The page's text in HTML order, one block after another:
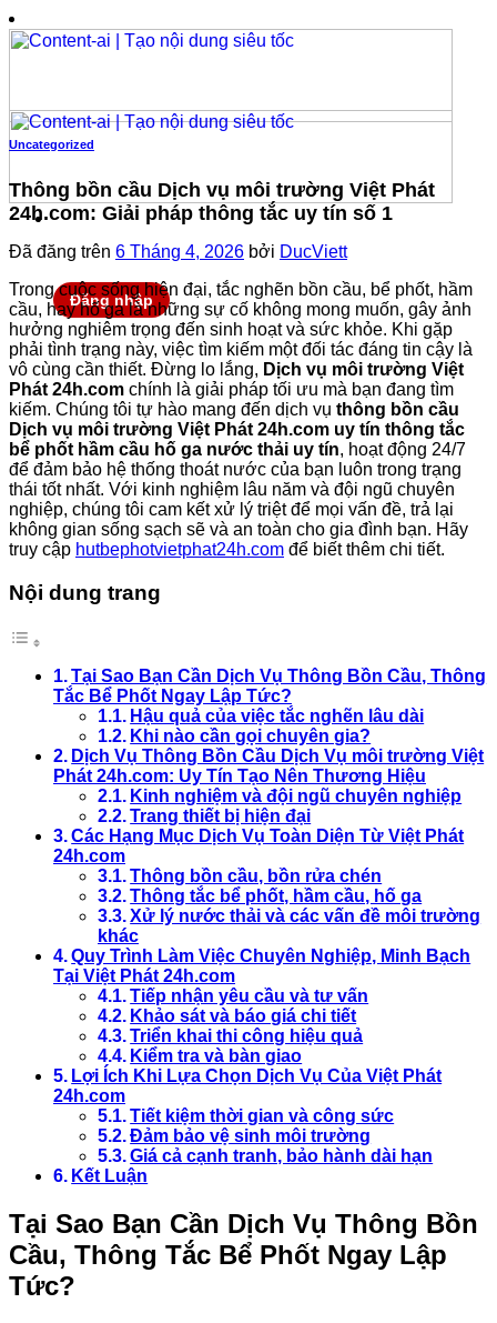
đến
Đăng nhập
Uncategorized
Thông bồn cầu Dịch vụ môi trường Việt Phát
24h.com: Giải pháp thông tắc uy tín số 1
Đã đăng trên 6 Tháng 4, 2026 bởi DucViett
Trong cuộc sống hiện đại, tắc nghẽn bồn cầu, bể phốt, hầm
cầu, hay hố ga là những sự cố không mong muốn, gây ảnh
hưởng nghiêm trọng đến sinh hoạt và sức khỏe. Khi gặp
phải tình trạng này, việc tìm kiếm một đối tác đáng tin cậy là
vô cùng cần thiết. Đừng lo lắng, Dịch vụ môi trường Việt
Phát 24h.com chính là giải pháp tối ưu mà bạn đang tìm
kiếm. Chúng tôi tự hào mang đến dịch vụ thông bồn cầu
Dịch vụ môi trường Việt Phát 24h.com uy tín thông tắc
bể phốt hầm cầu hố ga nước thải uy tín, hoạt động 24/7
để đảm bảo hệ thống thoát nước của bạn luôn trong trạng
thái tốt nhất. Với kinh nghiệm lâu năm và đội ngũ chuyên
nghiệp, chúng tôi cam kết xử lý triệt để mọi vấn đề, trả lại
không gian sống sạch sẽ và an toàn cho gia đình bạn. Hãy
truy cập hutbephotvietphat24h.com để biết thêm chi tiết.
Nội dung trang
Tại Sao Bạn Cần Dịch Vụ Thông Bồn Cầu, Thông
Tắc Bể Phốt Ngay Lập Tức?
Hậu quả của việc tắc nghẽn lâu dài
Khi nào cần gọi chuyên gia?
Dịch Vụ Thông Bồn Cầu Dịch Vụ môi trường Việt
Phát 24h.com: Uy Tín Tạo Nên Thương Hiệu
Kinh nghiệm và đội ngũ chuyên nghiệp
Trang thiết bị hiện đại
Các Hạng Mục Dịch Vụ Toàn Diện Từ Việt Phát
24h.com
Thông bồn cầu, bồn rửa chén
Thông tắc bể phốt, hầm cầu, hố ga
Xử lý nước thải và các vấn đề môi trường
khác
Quy Trình Làm Việc Chuyên Nghiệp, Minh Bạch
Tại Việt Phát 24h.com
Tiếp nhận yêu cầu và tư vấn
Khảo sát và báo giá chi tiết
Triển khai thi công hiệu quả
Kiểm tra và bàn giao
Lợi Ích Khi Lựa Chọn Dịch Vụ Của Việt Phát
24h.com
Tiết kiệm thời gian và công sức
Đảm bảo vệ sinh môi trường
Giá cả cạnh tranh, bảo hành dài hạn
Kết Luận
Tại Sao Bạn Cần Dịch Vụ Thông Bồn
Cầu, Thông Tắc Bể Phốt Ngay Lập
Tức?